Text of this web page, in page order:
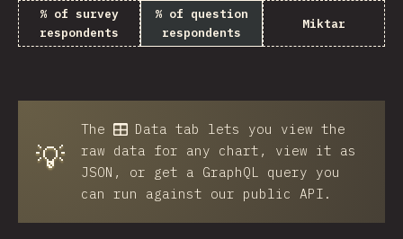
% of survey
respondents
% of question
respondents
Miktar
💡
The Data tab lets you view the
raw data for any chart, view it as
JSON, or get a GraphQL query you
can run against our public API.